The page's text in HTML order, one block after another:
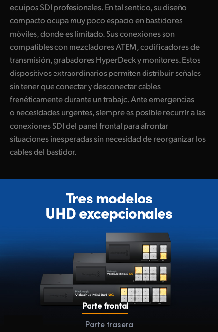
Chinese Taipei
Turkey
UAE
Ukraine
United States
equipos SDI profesionales. En tal sentido, su diseño
compacto ocupa muy poco espacio en bastidores
móviles, donde es limitado.Sus conexionesson
compatibles con mezcladores ATEM, codificadores de
transmisión, grabadores HyperDeck y monitores. Estos
dispositivos extraordinarios permiten distribuir señales
sin tenerque conectary desconectarcables
frenéticamentedurante un trabajo. Ante emergencias
o necesidades urgentes, siempre es posible recurrir a las
conexiones SDI del panel frontal para afrontar
situaciones inesperadas sin necesidad de reorganizar los
cables del bastidor.
Tres modelos
UHD excepcionales
Parte frontal
Parte trasera